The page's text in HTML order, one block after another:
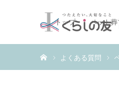
トップ ペット葬
よくある質問